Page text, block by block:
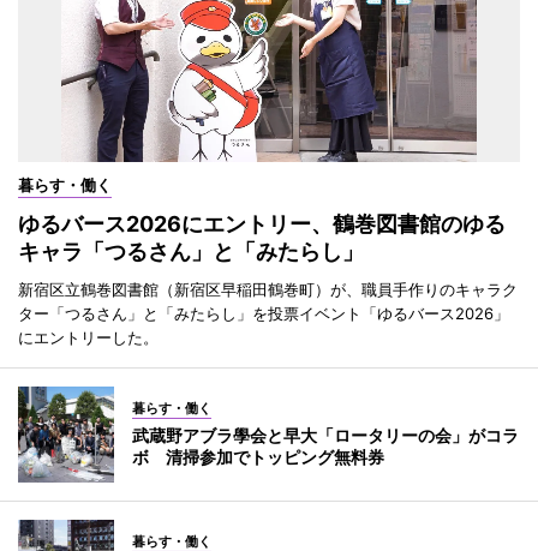
暮らす・働く
ゆるバース2026にエントリー、鶴巻図書館のゆる
キャラ「つるさん」と「みたらし」
新宿区立鶴巻図書館（新宿区早稲田鶴巻町）が、職員手作りのキャラク
ター「つるさん」と「みたらし」を投票イベント「ゆるバース2026」
にエントリーした。
暮らす・働く
武蔵野アブラ學会と早大「ロータリーの会」がコラ
ボ 清掃参加でトッピング無料券
暮らす・働く